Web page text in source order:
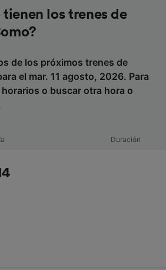
los trenes de
de los próximos trenes de
el mar. 11 agosto, 2026. Para
o buscar otra hora o
Duración